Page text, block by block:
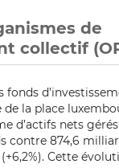
de
collectif
fonds
de la place
d’actifs nets
contre 874,6
Cette